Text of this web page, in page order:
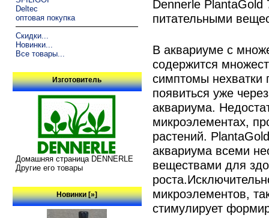
Deltec
оптовая покупка
Скидки...
Новинки...
Все товары...
Изготовитель
Домашняя страница DENNERLE
Другие его товары
Новинки [»]
Dennerle
питательными
В аквариуме с
содержится
симптомы нехватки
появиться уже
аквариума.
микроэлементах,
растений.
аквариума всеми
веществами для
микроэлементов,
стимулирует